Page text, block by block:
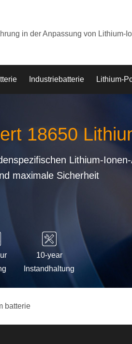
in der Anpassung von Lithium-
Industriebatterie Lithium-
18650
Lithium-
maximale Sicherheit
10-year
Instandhaltung
batterie